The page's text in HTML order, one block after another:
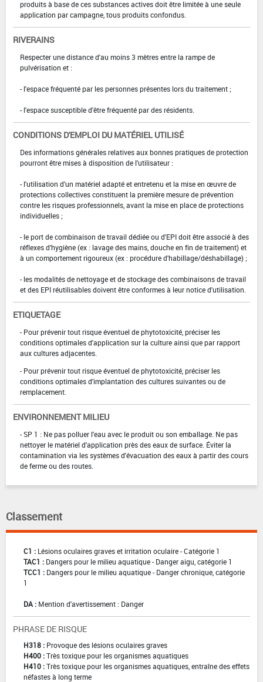
produits à base de ces substances actives doit être limitée à une seule
application par campagne, tous produits confondus.
RIVERAINS
Respecter une distance d'au moins 3 mètres entre la rampe de
pulvérisation et :
- l'espace fréquenté par les personnes présentes lors du traitement ;
- l'espace susceptible d'être fréquenté par des résidents.
CONDITIONS D'EMPLOI DU MATÉRIEL UTILISÉ
Des informations générales relatives aux bonnes pratiques de protection
pourront être mises à disposition de l'utilisateur :
- l'utilisation d'un matériel adapté et entretenu et la mise en œuvre de
protections collectives constituent la première mesure de prévention
contre les risques professionnels, avant la mise en place de protections
individuelles ;
- le port de combinaison de travail dédiée ou d'EPI doit être associé à des
réflexes d'hygiène (ex : lavage des mains, douche en fin de traitement) et
à un comportement rigoureux (ex : procédure d'habillage/déshabillage) ;
- les modalités de nettoyage et de stockage des combinaisons de travail
et des EPI réutilisables doivent être conformes à leur notice d'utilisation.
ETIQUETAGE
- Pour prévenir tout risque éventuel de phytotoxicité, préciser les
conditions optimales d'application sur la culture ainsi que par rapport
aux cultures adjacentes.
- Pour prévenir tout risque éventuel de phytotoxicité, préciser les
conditions optimales d'implantation des cultures suivantes ou de
remplacement.
ENVIRONNEMENT MILIEU
- SP 1 : Ne pas polluer l'eau avec le produit ou son emballage. Ne pas
nettoyer le matériel d'application près des eaux de surface. Éviter la
contamination via les systèmes d'évacuation des eaux à partir des cours
de ferme ou des routes.
Classement
C1 : Lésions oculaires graves et irritation oculaire - Catégorie 1
TAC1 : Dangers pour le milieu aquatique - Danger aigu, catégorie 1
TCC1 : Dangers pour le milieu aquatique - Danger chronique, catégorie
1
DA : Mention d'avertissement : Danger
PHRASE DE RISQUE
H318 : Provoque des lésions oculaires graves
H400 :Très toxique pour les organismes aquatiques
H410 :Très toxique pour les organismes aquatiques, entraîne des effets
néfastes à long terme